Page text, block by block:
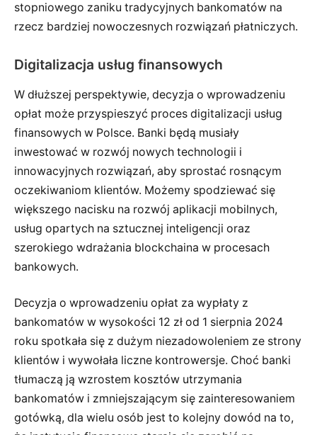
stopniowego zaniku tradycyjnych bankomatów na
rzecz bardziej nowoczesnych rozwiązań płatniczych.
Digitalizacja usług finansowych
W dłuższej perspektywie, decyzja o wprowadzeniu
opłat może przyspieszyć proces digitalizacji usług
finansowych w Polsce. Banki będą musiały
inwestować w rozwój nowych technologii i
innowacyjnych rozwiązań, aby sprostać rosnącym
oczekiwaniom klientów. Możemy spodziewać się
większego nacisku na rozwój aplikacji mobilnych,
usług opartych na sztucznej inteligencji oraz
szerokiego wdrażania blockchaina w procesach
bankowych.
Decyzja o wprowadzeniu opłat za wypłaty z
bankomatów w wysokości 12 zł od 1 sierpnia 2024
roku spotkała się z dużym niezadowoleniem ze strony
klientów i wywołała liczne kontrowersje. Choć banki
tłumaczą ją wzrostem kosztów utrzymania
bankomatów i zmniejszającym się zainteresowaniem
gotówką, dla wielu osób jest to kolejny dowód na to,